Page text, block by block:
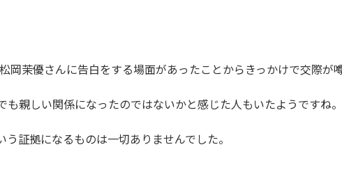
茉優さんに告白をする場面があったことからきっかけで交際が
親しい関係になったのではないかと感じた人もいたようですね。
証拠になるものは一切ありませんでした。